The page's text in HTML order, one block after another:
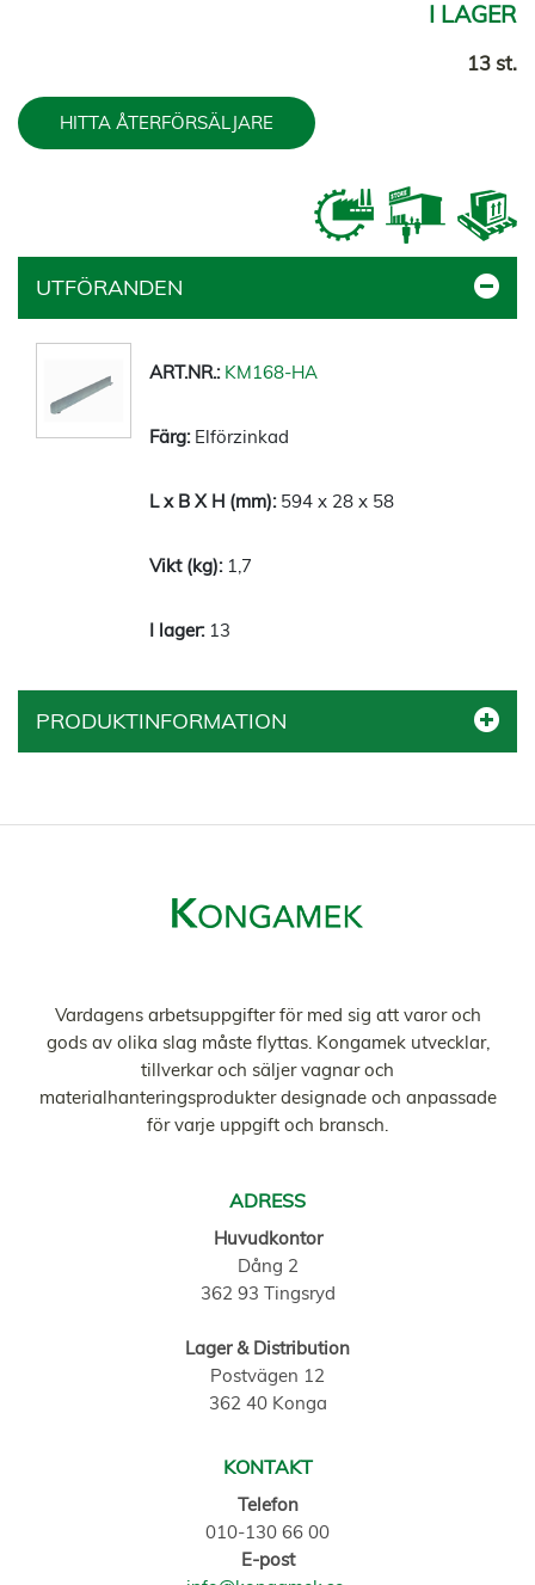
I LAGER
13 st.
HITTA ÅTERFÖRSÄLJARE
UTFÖRANDEN
KM168-HA
Elförzinkad
594 x 28 x 58
1,7
13
PRODUKTINFORMATION
Vardagens arbetsuppgifter för med sig att varor och
gods av olika slag måste flyttas. Kongamek utvecklar,
tillverkar och säljer vagnar och
materialhanteringsprodukter designade och anpassade
för varje uppgift och bransch.
ADRESS
Huvudkontor
Dång 2
362 93 Tingsryd
Lager & Distribution
Postvägen 12
362 40 Konga
KONTAKT
Telefon
010-130 66 00
E-post